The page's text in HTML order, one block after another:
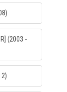
(2003 -